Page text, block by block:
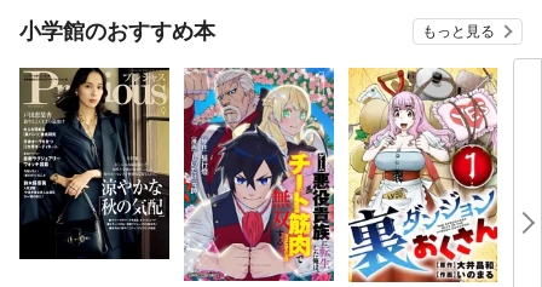
小学館のおすすめ本 もっと見る